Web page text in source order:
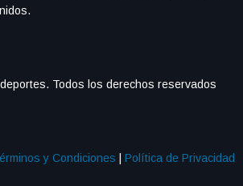
Todos los derechos reservados
y Condiciones Política de Privacidad